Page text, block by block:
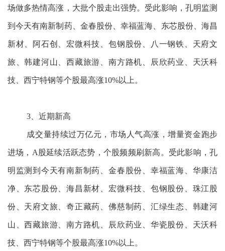
场做多热情高涨，大批个股走出强势。受此影响，孔明监测
到今天有南新制药、金春股份、幸福蓝海、东芯股份、海昌
新材、阿石创、宏微科技、包钢股份、八一钢铁、天府文
旅、韩建河山、西藏旅游、南方路机、辰欣药业、天沃科
技、西宁特钢等个股最高涨10%以上。
3、近期新高
成交量持续过万亿元，市场人气高涨，增量资金跑步
进场，A股延续活跃态势，个股频频刷新高。受此影响，孔
明监测到今天有南新制药、金春股份、幸福蓝海、华康洁
净、东芯股份、海昌新材、宏微科技、包钢股份、珠江股
份、天府文旅、奇正藏药、佛慈制药、汇绿生态、韩建河
山、西藏旅游、南方路机、辰欣药业、华瓷股份、天沃科
技、西宁特钢等个股最高涨10%以上。